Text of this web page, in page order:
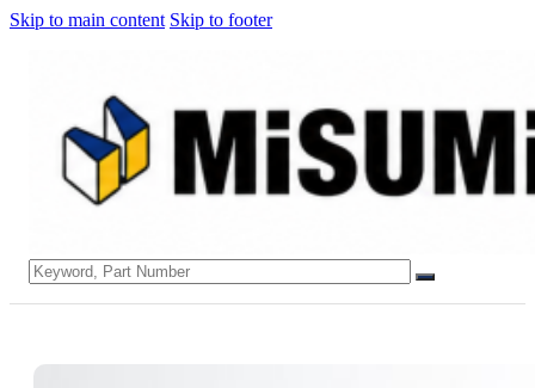
Skip to main content Skip to footer
Search